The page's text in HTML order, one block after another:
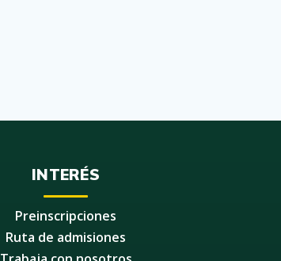
INTERÉS
Preinscripciones
Ruta de admisiones